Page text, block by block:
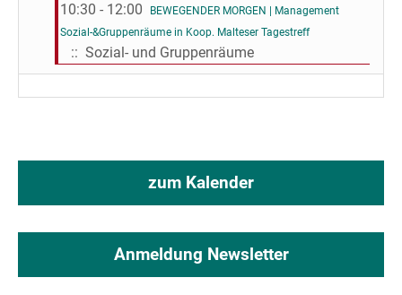
10:30 - 12:00
BEWEGENDER MORGEN | Management
Sozial-&Gruppenräume in Koop. Malteser Tagestreff
:: Sozial- und Gruppenräume
zum Kalender
Anmeldung Newsletter